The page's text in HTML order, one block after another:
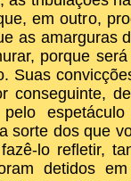
em outro,
as amarguras
porque
Suas
conseguinte,
pelo
sorte dos que
lo refletir,
detidos